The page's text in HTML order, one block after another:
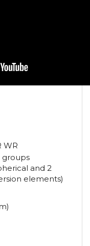
WR
groups
and 2
elements)